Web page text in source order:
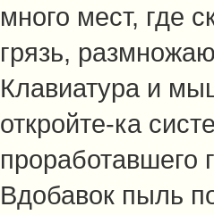
много мест, где
грязь,
Клавиатура и
откройте-ка
проработавшего
Вдобавок пыль